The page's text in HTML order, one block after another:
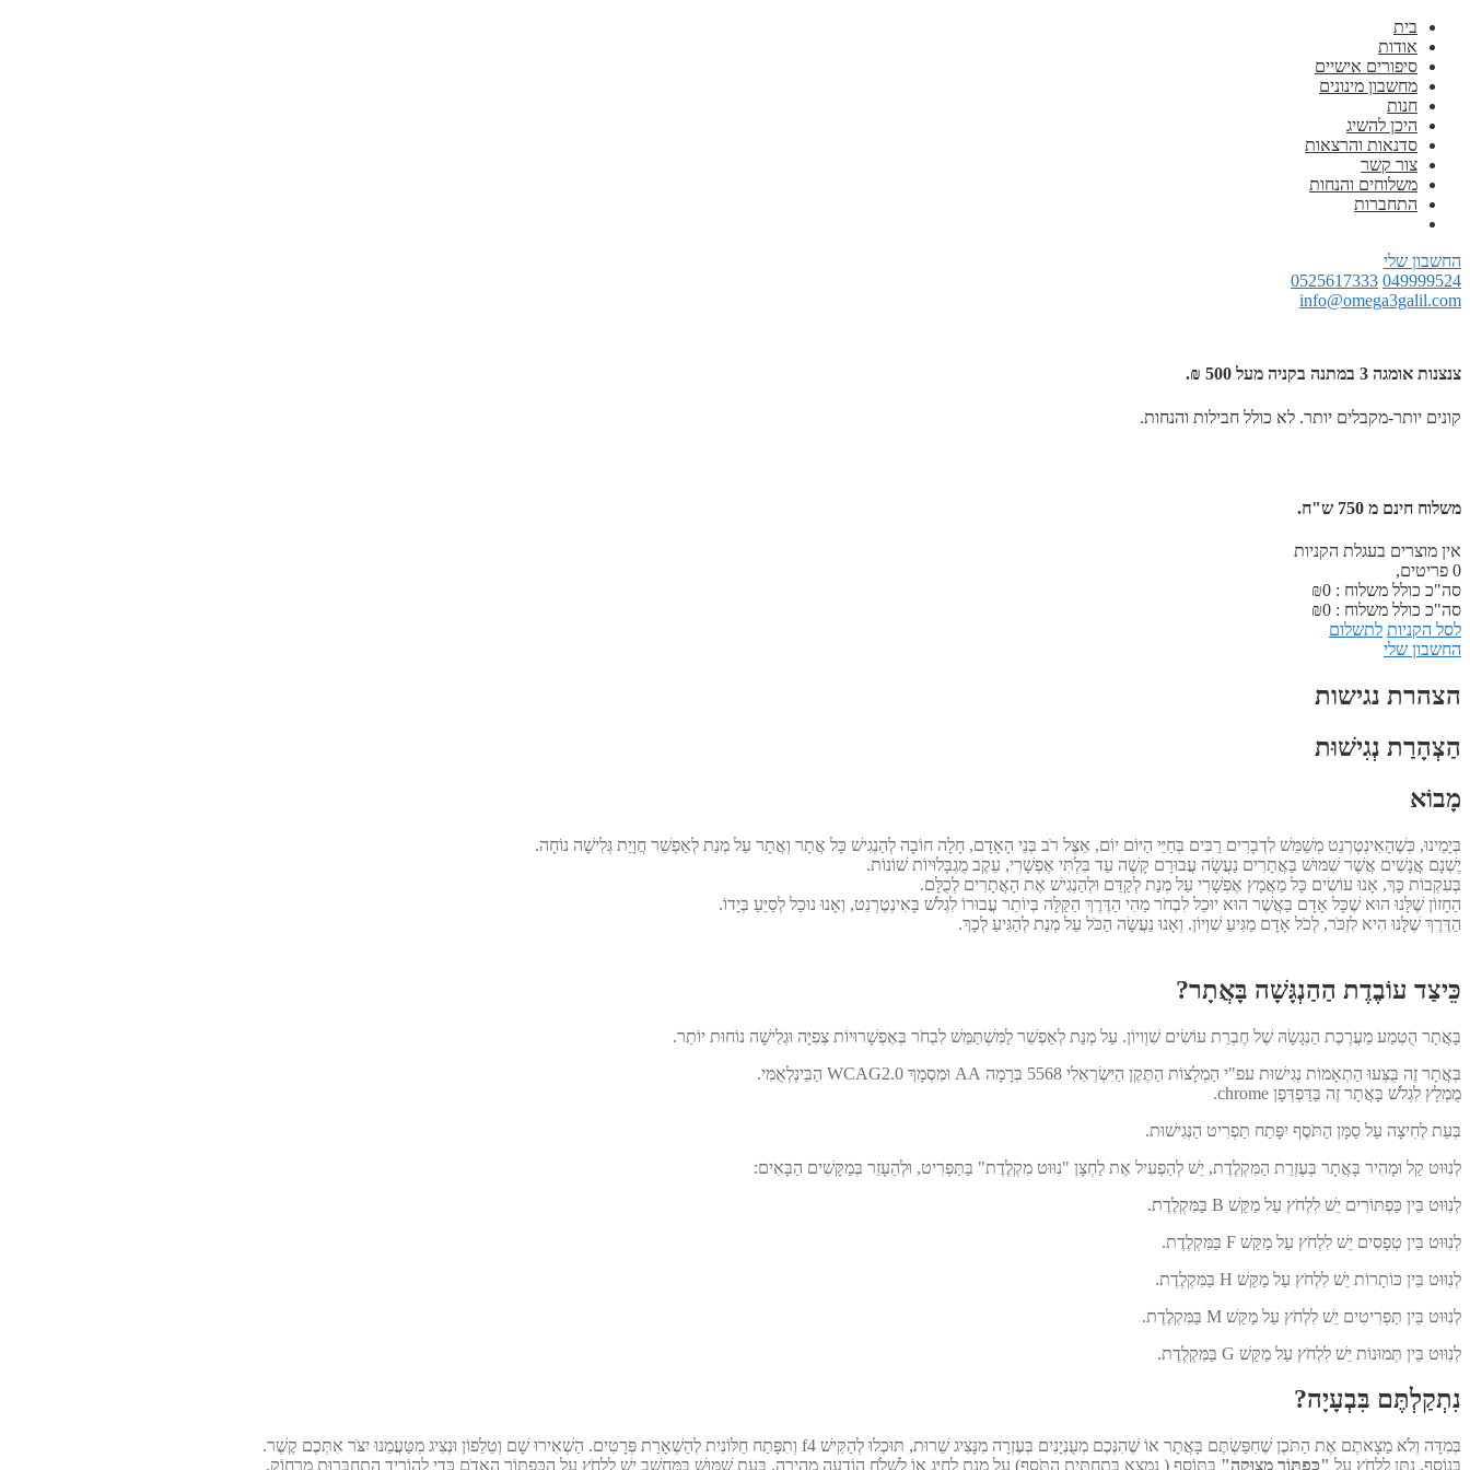
בית
אודות
סיפורים אישיים
מחשבון מינונים
חנות
היכן להשיג
סדנאות והרצאות
צור קשר
משלוחים והנחות
התחברות
החשבון שלי
049999524
0525617333
info@omega3galil.com
צנצנות אומגה 3 במתנה בקניה מעל 500 ₪.
קונים יותר-מקבלים יותר. לא כולל חבילות והנחות.
משלוח חינם מ 750 ש"ח.
אין מוצרים בעגלת הקניות
0 פריטים,
סה"כ כולל משלוח :
₪0
סה"כ כולל משלוח :
₪0
לסל הקניות לתשלום
החשבון שלי
הצהרת נגישות
הַצְהָרַת נְגִישׁוּת
מָבוֹא
בְּיָמֵינוּ, כְּשֶׁהָאִינְטֶרְנֵט מְשַׁמֵּשׁ לִדְבָרִים רַבִּים בְּחַיֵּי הַיּוֹם יוֹם, אֵצֶל רֹב בְּנֵי הָאָדָם, חָלָה חוֹבָה לְהַנְגִישׁ כָּל אֲתָר וְאֲתָר עַל מְנַת לְאַפְשֵׁר חֲוָיַת גְּלִישָׁה נוֹחָה.
יֶשְׁנָם אֲנָשִׁים אֲשֶׁר שִׁמּוּשׁ בַּאֲתָרִים נַעֲשָׂה עֲבוּרָם קָשֶׁה עַד בִּלְתִּי אֶפְשָׁרִי, עֵקֶב מֻגְבָּלוּיוֹת שׁוֹנוֹת.
בְּעִקְבוֹת כָּךְ, אָנוּ עוֹשִׂים כָּל מַאֲמָץ אֶפְשָׁרִי עַל מְנַת לְקַדֵּם וּלְהַנְגִישׁ אֶת הָאֲתָרִים לְכֻלָּם.
הַחָזוֹן שֶׁלָּנוּ הוּא שֶׁכָּל אָדָם בַּאֲשֶׁר הוּא יוּכַל לִבְחֹר מַהִי הַדֶּרֶךְ הַקַּלָּה בְּיוֹתֵר עֲבוּרוֹ לִגְלֹשׁ בָּאִינְטֶרְנֵט, וְאָנוּ נוּכַל לְסַיֵּעַ בְּיָדוֹ.
הַדֶּרֶךְ שֶׁלָּנוּ הִיא לִזְכֹּר, לְכֹל אָדָם מַגִּיעַ שִׁוְיוֹן. וְאָנוּ נַעֲשָׂה הַכֹּל עַל מְנַת לְהַגִּיעַ לְכָךְ.
כֵּיצַד עוֹבֶדֶת הַהַנְגָּשָׁה בָּאֲתָר?
בָּאֲתָר הֻטְמַע מַעֲרֶכֶת הַנְגָשָׂהּ שֶׁל חֶבְרַת עוֹשִׂים שִׁוְויוֹן. עַל מְנַת לְאַפְשֵׁר לַמִּשְׁתַּמֵּשׁ לִבְחֹר בְּאֶפְשָׁרוּיוֹת צְפִיָּה וּגְלִישָׁה נוֹחוּת יוֹתֵר.
בְּאֲתָר זֶה בֻּצְּעוּ הַתְאָמוֹת נְגִישׁוּת עפ"י הַמְלָצוֹת הַתֶּקֶן הַיִּשְׂרְאֵלִי 5568 בְּרָמָה AA וּמִסְמָךְ WCAG2.0 הַבֵּינְלְאֻמִּי.
מֻמְלָץ לִגְלֹשׁ בָּאֲתָר זֶה בַּדַּפְדְּפָן chrome.
בְּעֵת לְחִיצָה עַל סַמָּן הַתֹּסֶף יִפָּתַח תַּפְרִיט הַנְּגִישׁוּת.
לְנִוּוּט קַל וּמָהִיר בָּאֲתָר בְּעֶזְרַת הַמִּקְלֶדֶת, יֵשׁ לְהַפְעִיל אֶת לַחְצָן "נִוּוּט מִקְלֶדֶת" בַּתַּפְרִיט, וּלְהֵעָזֵר בְּמַקָּשִׁים הַבָּאִים:
לְנִוּוּט בֵּין כַּפְתּוֹרִים יֵשׁ לִלְחֹץ עַל מַקַּשׁ B בַּמִּקְלֶדֶת.
לְנִוּוּט בֵּין טְפָסִים יֵשׁ לִלְחֹץ עַל מַקַּשׁ F בַּמִּקְלֶדֶת.
לְנִוּוּט בֵּין כּוֹתָרוֹת יֵשׁ לִלְחֹץ עַל מַקַּשׁ H בַּמִּקְלֶדֶת.
לְנִוּוּט בֵּין תַּפְרִיטִים יֵשׁ לִלְחֹץ עַל מַקַּשׁ M בַּמִּקְלֶדֶת.
לְנִוּוּט בֵּין תְּמוּנוֹת יֵשׁ לִלְחֹץ עַל מַקַּשׁ G בַּמִּקְלֶדֶת.
נִתְקַלְתֶּם בִּבְעָיָה?
בְּמִדָּה וְלֹא מַצָאתֶם אֶת הַתֹּכֶן שֶׁחִפַּשְׂתֶּם בָּאֲתָר אוֹ שֶׁהִנְּכֶם מְעֻנְיָנִים בְּעֶזְרָה מִנָּצִיג שֵׁרוּת, תּוּכְלוּ לְהַקִּישׁ f4 וְתִפָּתַח חַלּוֹנִית לְהַשְׁאָרַת פְּרָטִים. הַשְׁאִירוּ שָׁם וְטֵלֵפוֹן וּנְצִיג מִטַּעֲמֵנוּ יִצֹּר אִתְּכֶם קֶשֶׁר.
בְּנוֹסָף, נִתָּן לִלְחֹץ עַל "כַּפְתּוֹר מְצוּקָה" בַּתּוֹסָף ( נִמְצָא בְּתַחְתִּית הַתֹּסֶף) עַל מְנַת לְחַיֵּג אוֹ לִשְׁלֹחַ הוֹדָעָה מְהִירָה. בְּעֵת שִׁמּוּשׁ בַּמַּחְשֵׁב יֵשׁ לִלְחֹץ עַל הַכַּפְתּוֹר הָאָדֹם כְּדֵי לְהוֹרִיד הִתְחַבְּרוּת מֵרָחוֹק.